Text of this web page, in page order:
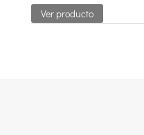
Ver producto